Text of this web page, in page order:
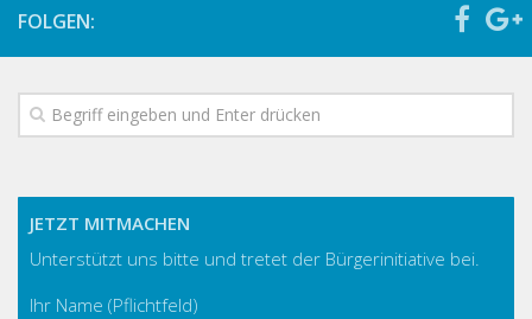
FOLGEN:
JETZT MITMACHEN
Unterstützt uns bitte und tretet der Bürgerinitiative bei.
Ihr Name (Pflichtfeld)